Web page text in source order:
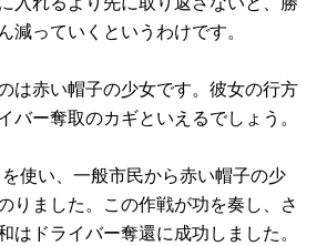
減っていくというわけです。
は赤い帽子の少女です。彼女の行方
バー奪取のカギといえるでしょう。
使い、一般市民から赤い帽子の少
りました。この作戦が功を奏し、さ
はドライバー奪還に成功しました。